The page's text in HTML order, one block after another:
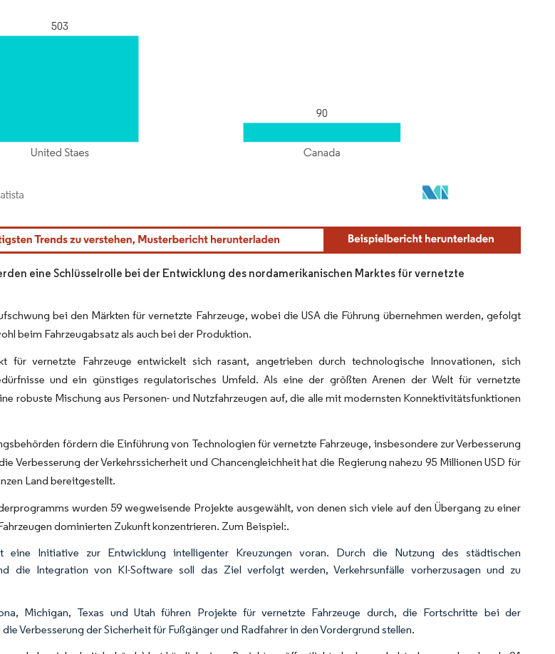
erfordert Namensnennung gemäß CC BY 4.0.
eine Schlüsselrolle bei der Entwicklung des nordamerikanischen Marktes für vernetzte
bei den Märkten für vernetzte Fahrzeuge, wobei die USA die Führung übernehmen werden, gefolgt
beim Fahrzeugabsatz als auch bei der Produktion.
für vernetzte Fahrzeuge entwickelt sich rasant, angetrieben durch technologische Innovationen, sich
und ein günstiges regulatorisches Umfeld. Als eine der größten Arenen der Welt für vernetzte
robuste Mischung aus Personen- und Nutzfahrzeugen auf, die alle mit modernsten Konnektivitätsfunktionen
fördern die Einführung von Technologien für vernetzte Fahrzeuge, insbesondere zur Verbesserung
Verbesserung der Verkehrssicherheit und Chancengleichheit hat die Regierung nahezu 95 Millionen USD für
Land bereitgestellt.
wurden 59 wegweisende Projekte ausgewählt, von denen sich viele auf den Übergang zu einer
dominierten Zukunft konzentrieren. Zum Beispiel:.
eine Initiative zur Entwicklung intelligenter Kreuzungen voran. Durch die Nutzung des städtischen
die Integration von KI-Software soll das Ziel verfolgt werden, Verkehrsunfälle vorherzusagen und zu
Michigan, Texas und Utah führen Projekte für vernetzte Fahrzeuge durch, die Fortschritte bei der
Verbesserung der Sicherheit für Fußgänger und Radfahrer in den Vordergrund stellen.